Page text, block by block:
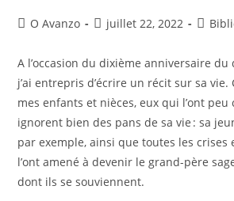
O Avanzo juillet 22, 2022
A l’occasion du dixième anniversaire du
j’ai entrepris d’écrire un récit sur sa vie.
mes enfants et nièces, eux qui l’ont
ignorent bien des pans de sa vie : sa
par exemple, ainsi que toutes les crises
l’ont amené à devenir le grand-père
dont ils se souviennent.